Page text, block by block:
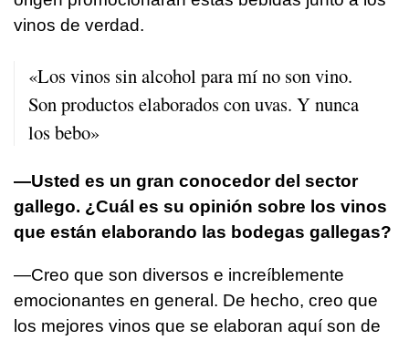
vinos de verdad.
«Los vinos sin alcohol para mí no son vino.
Son productos elaborados con uvas. Y nunca
los bebo»
—Usted es un gran conocedor del sector
gallego. ¿Cuál es su opinión sobre los vinos
que están elaborando las bodegas gallegas?
—Creo que son diversos e increíblemente
emocionantes en general. De hecho, creo que
los mejores vinos que se elaboran aquí son de